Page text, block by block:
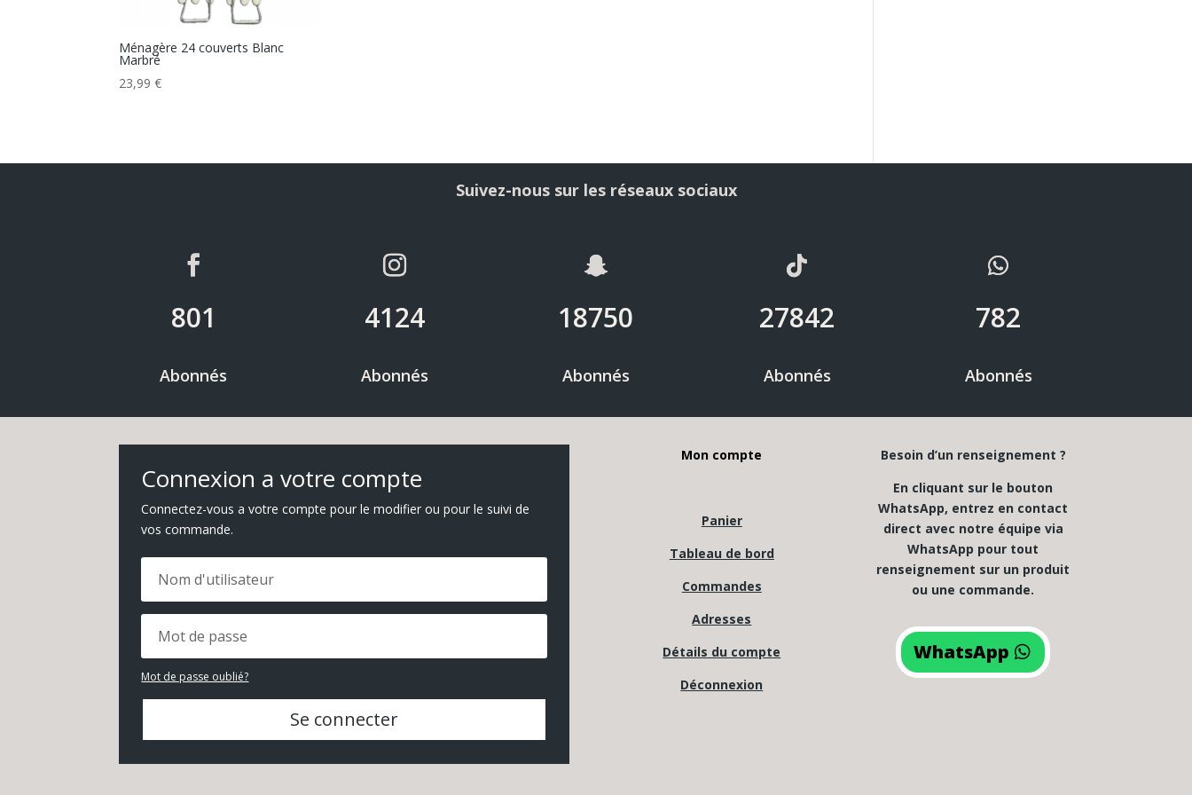
Ménagère 24 couverts Blanc
Marbré
23,99€
Suivez-nous sur les réseaux sociaux
801
Abonnés
4124
Abonnés
18750
Abonnés
27842
Abonnés
782
Abonnés
Connexion a votre compte
Connectez-vous a votre compte pour le modifier ou pour le suivi de
vos commande.
Mot de passe oublié?
Se connecter
Mon compte
Panier
Tableau de bord
Commandes
Adresses
Détails du compte
Déconnexion
Besoin d’un renseignement ?
En cliquant sur le bouton
WhatsApp, entrez en contact
direct avec notre équipe via
WhatsApp pour tout
renseignement sur un produit
ou une commande.
WhatsApp